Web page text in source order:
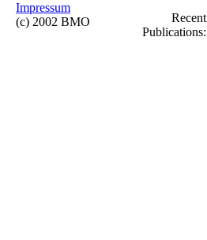
Impressum
(c) 2002 BMO
Recent
Publications: